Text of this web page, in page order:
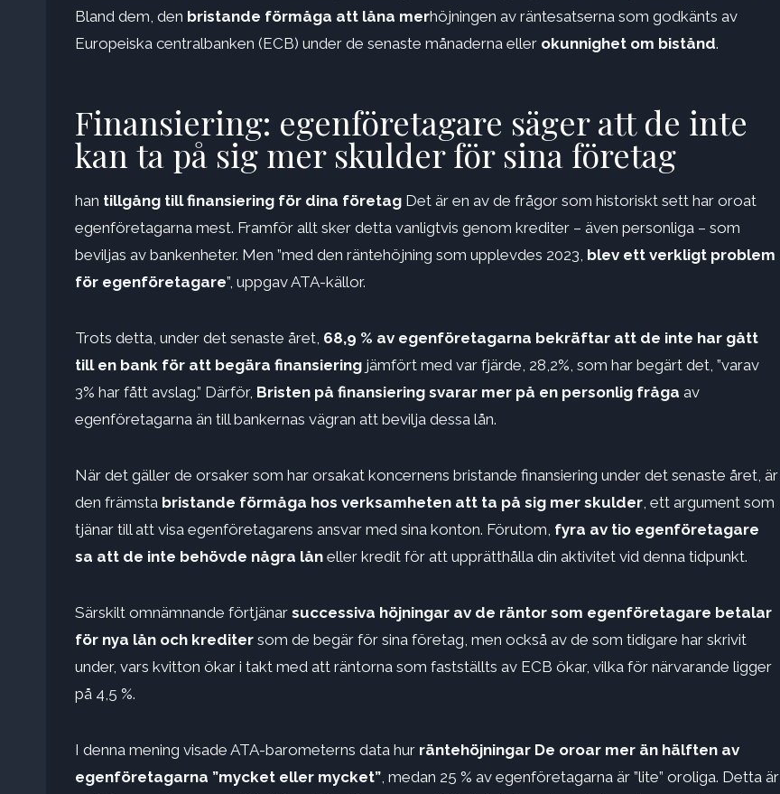
Bland dem, den bristande förmåga att låna merhöjningen av räntesatserna som godkänts av
Europeiska centralbanken (ECB) under de senaste månaderna eller okunnighet om bistånd.
Finansiering: egenföretagare säger att de inte
kan ta på sig mer skulder för sina företag
han tillgång till finansiering för dina företag Det är en av de frågor som historiskt sett har oroat
egenföretagarna mest. Framför allt sker detta vanligtvis genom krediter – även personliga – som
beviljas av bankenheter. Men ”med den räntehöjning som upplevdes 2023, blev ett verkligt problem
för egenföretagare”, uppgav ATA-källor.
Trots detta, under det senaste året, 68,9 % av egenföretagarna bekräftar att de inte har gått
till en bank för att begära finansiering jämfört med var fjärde, 28,2%, som har begärt det, ”varav
3% har fått avslag.” Därför, Bristen på finansiering svarar mer på en personlig fråga av
egenföretagarna än till bankernas vägran att bevilja dessa lån.
När det gäller de orsaker som har orsakat koncernens bristande finansiering under det senaste året, är
den främsta bristande förmåga hos verksamheten att ta på sig mer skulder, ett argument som
tjänar till att visa egenföretagarens ansvar med sina konton. Förutom, fyra av tio egenföretagare
sa att de inte behövde några lån eller kredit för att upprätthålla din aktivitet vid denna tidpunkt.
Särskilt omnämnande förtjänar successiva höjningar av de räntor som egenföretagare betalar
för nya lån och krediter som de begär för sina företag, men också av de som tidigare har skrivit
under, vars kvitton ökar i takt med att räntorna som fastställts av ECB ökar, vilka för närvarande ligger
på 4,5 %.
I denna mening visade ATA-barometerns data hur räntehöjningar De oroar mer än hälften av
egenföretagarna ”mycket eller mycket”, medan 25 % av egenföretagarna är ”lite” oroliga. Detta är